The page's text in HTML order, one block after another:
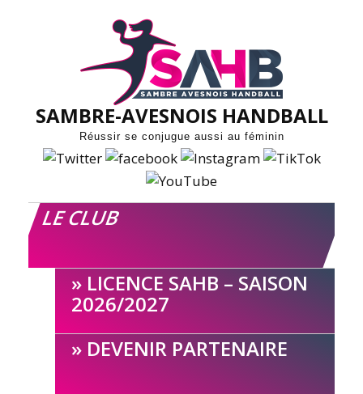
SAMBRE-AVESNOIS HANDBALL
Réussir se conjugue aussi au féminin
LE CLUB
LICENCE SAHB – SAISON
2026/2027
DEVENIR PARTENAIRE